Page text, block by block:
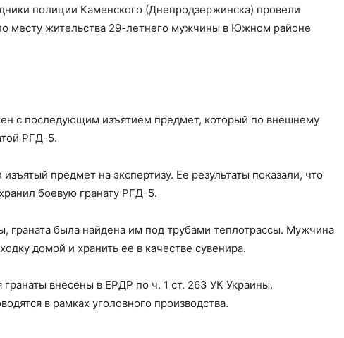
полиции Каменского (Днепродзержинска) провели
месту жительства 29-летнего мужчины в Южном районе
с последующим изъятием предмет, который по внешнему
РГД-5.
предмет на экспертизу. Ее результаты показали, что
боевую гранату РГД-5.
граната была найдена им под трубами теплотрассы. Мужчина
домой и хранить ее в качестве сувенира.
внесены в ЕРДР по ч. 1 ст. 263 УК Украины.
в рамках уголовного производства.